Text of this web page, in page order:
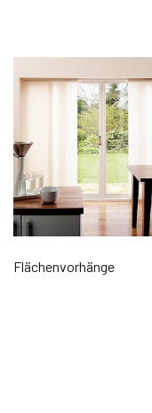
Flächenvorhänge